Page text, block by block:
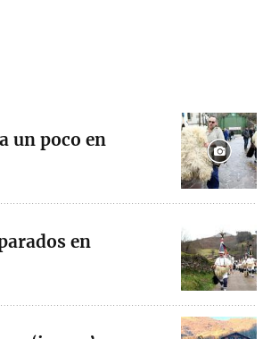
un poco en
en